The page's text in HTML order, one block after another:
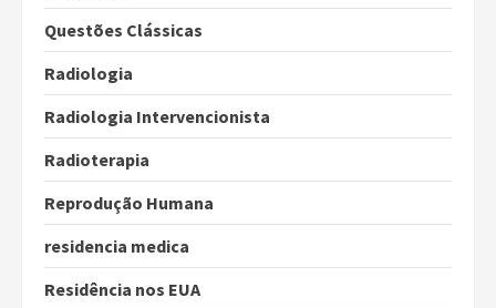
Questões Clássicas
Radiologia
Radiologia Intervencionista
Radioterapia
Reprodução Humana
residencia medica
Residência nos EUA